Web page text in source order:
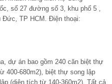
số 27 đường số 3, khu phố 5 ,
TP HCM. Điện thoại:
dự án bao gồm 240 căn biệt thự
400-680m2), biệt thự song lập
(diện tích từ 140-360m2). Tất cả